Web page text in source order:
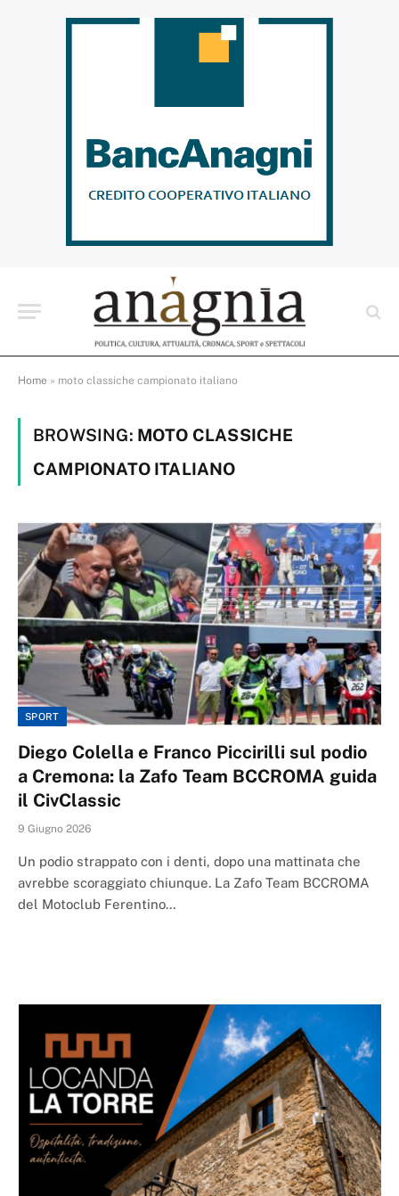
Home » moto classiche campionato italiano
BROWSING: MOTO CLASSICHE
CAMPIONATO ITALIANO
SPORT
Diego Colella e Franco Piccirilli sul podio
a Cremona: la Zafo Team BCCROMA guida
il CivClassic
9 Giugno 2026
Un podio strappato con i denti, dopo una mattinata che
avrebbe scoraggiato chiunque. La Zafo Team BCCROMA
del Motoclub Ferentino…